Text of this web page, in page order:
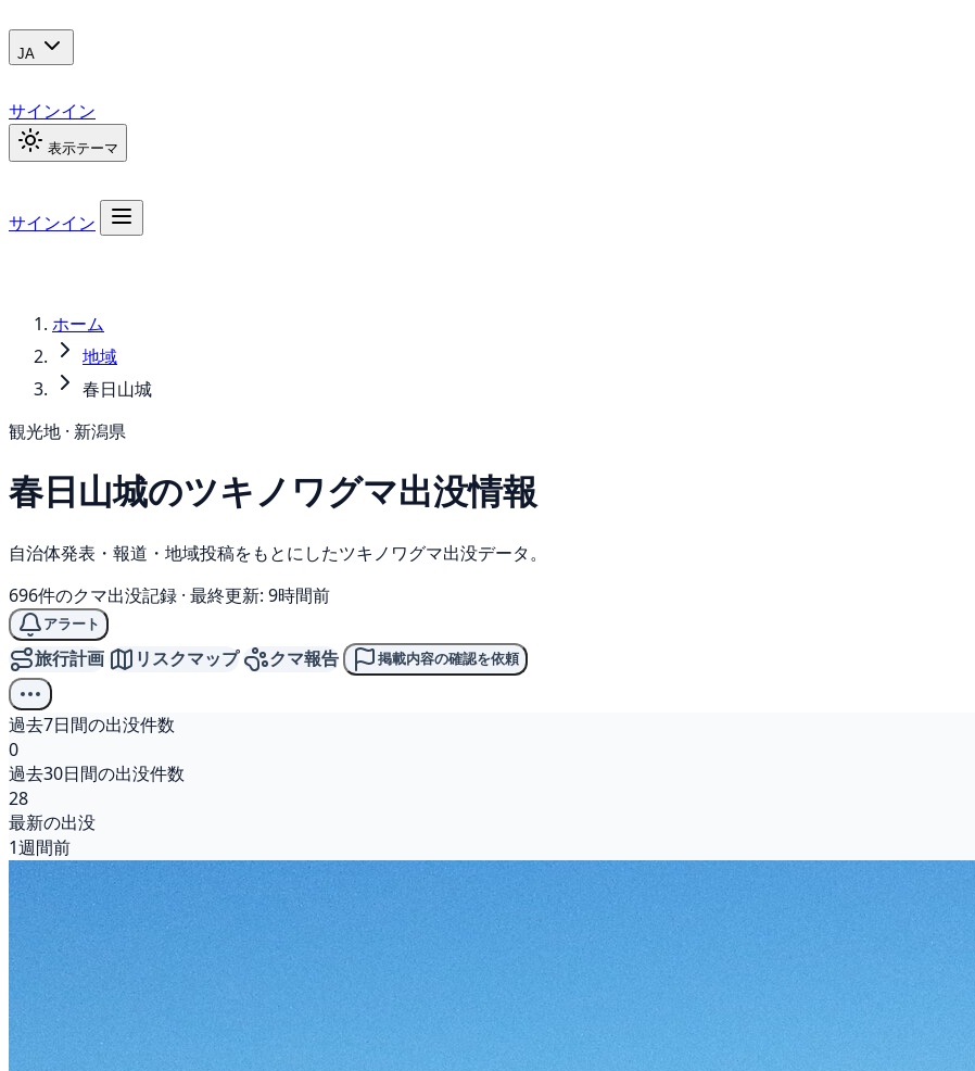
JA
サインイン
表示テーマ
サインイン
ホーム
地域
春日山城
観光地 · 新潟県
春日山城のツキノワグマ出没情報
自治体発表・報道・地域投稿をもとにしたツキノワグマ出没データ。
696件のクマ出没記録 · 最終更新: 9時間前
アラート
旅行計画 リスクマップ クマ報告 掲載内容の確認を依頼
過去7日間の出没件数
0
過去30日間の出没件数
28
最新の出没
1週間前